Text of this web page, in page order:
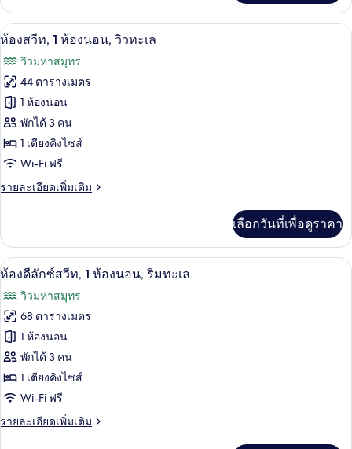
(Ocean
and
Pool
View)
เกี่ยว
กับ
ห้อง
ท,
ห้อง
นอน
(Ocean
and
Pool
View)
เปิด
ภาพถ่าย
ทั้งหมด
ของ
ห้อง
สวีท,
1
ห้อง
วิว
ทะเล
เครื่องนอนระดับพรีเมียม, มินิบาร์, ตู้นิ
7
ห้องสวีท, 1 ห้องนอน, วิวทะเล
วิวมหาสมุทร
44 ตารางเมตร
1 ห้องนอน
พักได้ 3 คน
1 เตียงคิงไซส์
Wi-Fi ฟรี
รายละเอียดเพิ่มเติม
ราย
เกี่ยว
กับ
ห้อง
ท,
ห้อง
นอน,
วิว
ทะเล
เลือกวันที่เพื่อดูราคา
เปิด
ภาพถ่าย
ทั้งหมด
ของ
ห้อง
ดี
ลัก
ซ์
เครื่องนอนระดับพรีเมียม, มินิบาร์, ตู้นิ
11
ห้องดีลักซ์สวีท, 1 ห้องนอน, ริมทะเล
วิวมหาสมุทร
68 ตารางเมตร
1 ห้องนอน
พักได้ 3 คน
1 เตียงคิงไซส์
Wi-Fi ฟรี
รายละเอียดเพิ่มเติม
ราย